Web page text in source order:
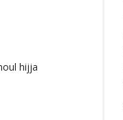
hijja